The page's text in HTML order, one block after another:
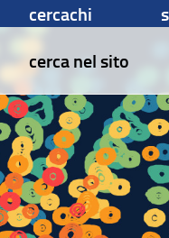
cercachi
cerca nel sito